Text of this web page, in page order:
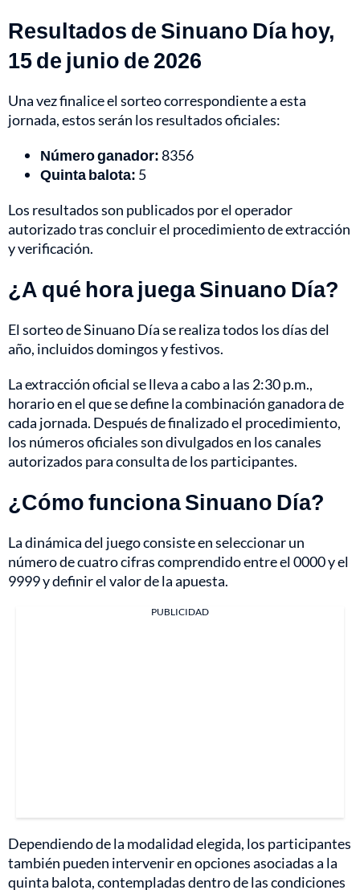
Resultados de Sinuano Día hoy,
15 de junio de 2026
Una vez finalice el sorteo correspondiente a esta
jornada, estos serán los resultados oficiales:
Número ganador:8356
Quinta balota: 5
Los resultados son publicados por el operador
autorizado tras concluir el procedimiento de extracción
y verificación.
¿A qué hora juega Sinuano Día?
El sorteo de Sinuano Día se realiza todos los días del
año, incluidos domingos y festivos.
La extracción oficial se lleva a cabo a las 2:30 p.m.,
horario en el que se define la combinación ganadora de
cada jornada. Después de finalizado el procedimiento,
los números oficiales son divulgados en los canales
autorizados para consulta de los participantes.
¿Cómo funciona Sinuano Día?
La dinámica del juego consiste en seleccionar un
número de cuatro cifras comprendido entre el 0000 y el
9999 y definir el valor de la apuesta.
PUBLICIDAD
Dependiendo de la modalidad elegida, los participantes
también pueden intervenir en opciones asociadas a la
quinta balota, contempladas dentro de las condiciones